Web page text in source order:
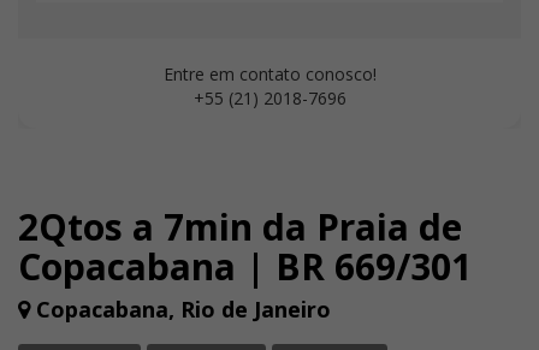
2Qtos a 7min da Praia de
Copacabana | BR 669/301
Copacabana, Rio de Janeiro
Entre em contato conosco!
+55 (21) 2018-7696